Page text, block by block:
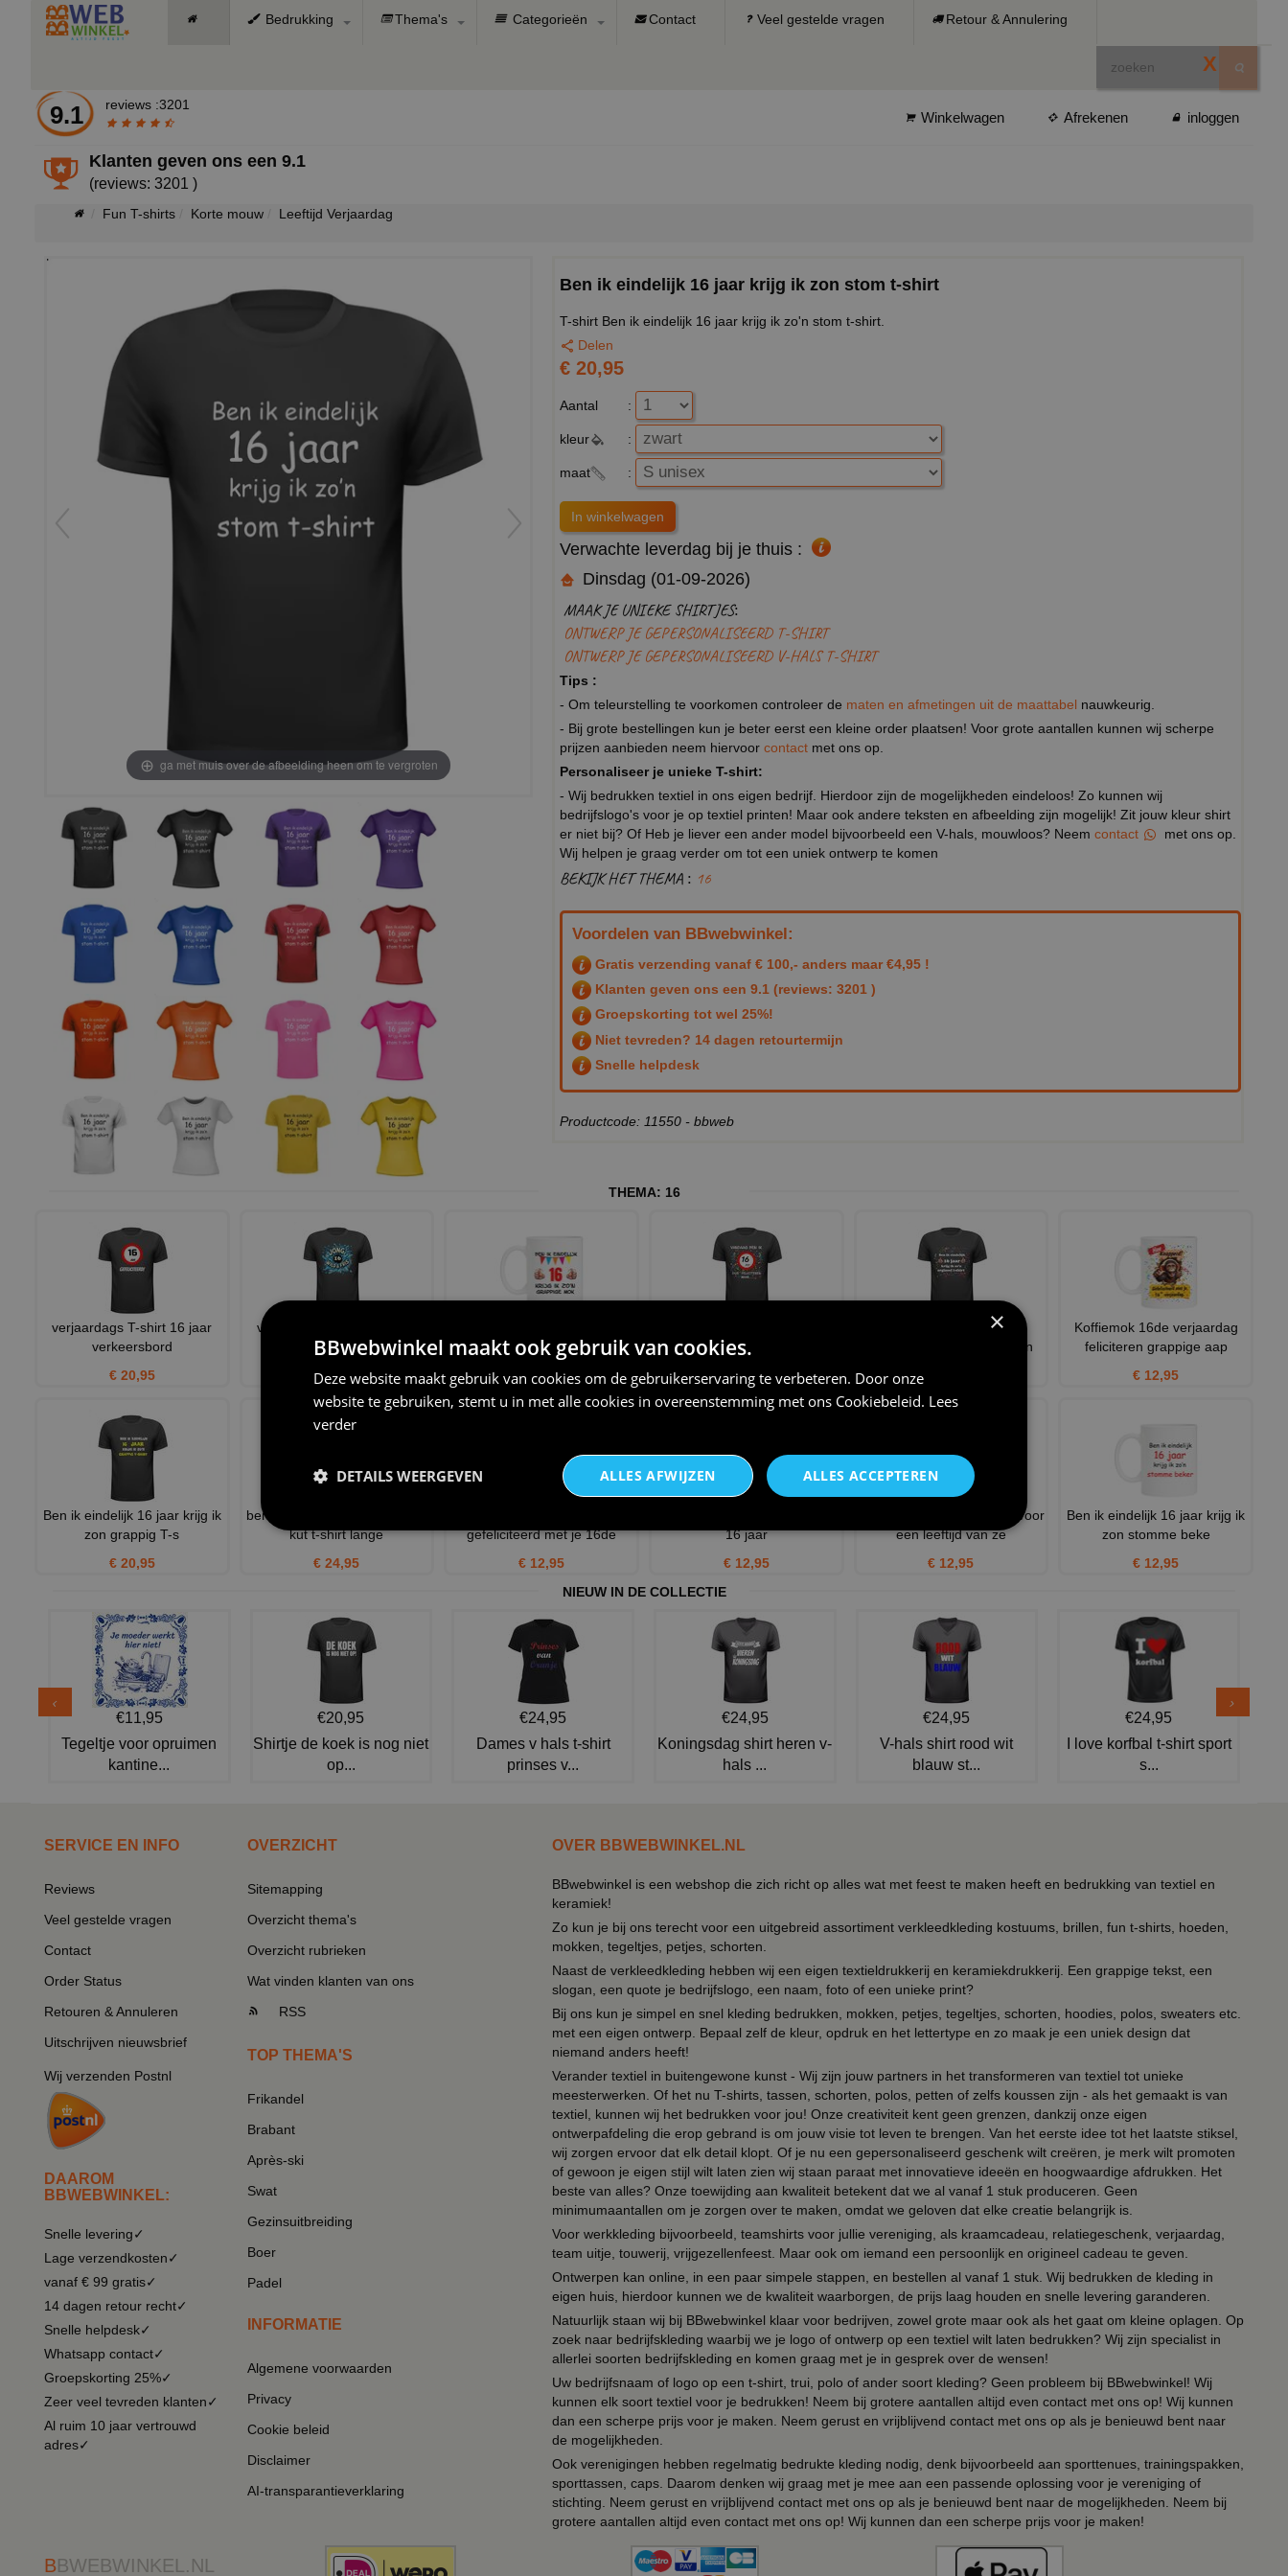
Bedrukking Thema's Categorieën Contact Veel gestelde vragen Retour & Annulering
X
9.1 reviews :3201
Winkelwagen Afrekenen inloggen
Klanten geven ons een9.1
(reviews: 3201 )
Fun T-shirts Korte mouw Leeftijd Verjaardag
ga met muis over de afbeelding heen om te vergroten
Ben ik eindelijk 16 jaar krijg ik zon stom t-shirt
T-shirt Ben ik eindelijk 16 jaar krijg ik zo'n stom t-shirt.
Delen
€ 20,95
Aantal :
kleur :
maat :
Verwachte leverdag bij je thuis :
Dinsdag (01-09-2026)
MAAK JE UNIEKE SHIRTJES:
ONTWERP JE GEPERSONALISEERD T-SHIRT
ONTWERP JE GEPERSONALISEERD V-HALS T-SHIRT
Tips :
- Om teleurstelling te voorkomen controleer de maten en afmetingen uit de maattabel nauwkeurig.
- Bij grote bestellingen kun je beter eerst een kleine order plaatsen! Voor grote aantallen kunnen wij scherpe
prijzen aanbieden neem hiervoor contact met ons op.
Personaliseer je unieke T-shirt:
- Wij bedrukken textiel in ons eigen bedrijf. Hierdoor zijn de mogelijkheden eindeloos! Zo kunnen wij
bedrijfslogo's voor je op textiel printen! Maar ook andere teksten en afbeelding zijn mogelijk! Zit jouw kleur shirt
er niet bij? Of Heb je liever een ander model bijvoorbeeld een V-hals, mouwloos? Neem contact
met ons op.
Wij helpen je graag verder om tot een uniek ontwerp te komen
BEKIJK HET THEMA : 16
Voordelen van BBwebwinkel:
Gratis verzending vanaf € 100,- anders maar €4,95 !
Klanten geven ons een 9.1 (reviews: 3201 )
Groepskorting tot wel 25%!
Niet tevreden? 14 dagen retourtermijn
Snelle helpdesk
Productcode: 11550 - bbweb
THEMA: 16
verjaardags T-shirt 16 jaar
verkeersbord
€ 20,95
verjaardags T-shirt 16 jaar
jong wild en fris
€ 20,95
zon grappige mo
€ 12,95
feliciteren maar....t-
€ 22,95
Shirt met orginele en
feestelijke opdruk voor een
Koffiemok 16de verjaardag
feliciteren grappige aap
€ 12,95
Ben ik eindelijk 16 jaar krijg ik
zon grappig T-s
€ 20,95
ben ik 16 geworden krijg ik dit
kut t-shirt lange
€ 24,95
gefeliciteerd met je 16de
€ 12,95
16 jaar
€ 12,95
Feestelijk mok verjaardag voor
een leeftijd van ze
€ 12,95
Ben ik eindelijk 16 jaar krijg ik
zon stomme beke
€ 12,95
NIEUW IN DE COLLECTIE
€11,95
Tegeltje voor opruimen
kantine...
€20,95
Shirtje de koek is nog niet
op...
€24,95
Dames v hals t-shirt
prinses v...
€24,95
Koningsdag shirt heren v-
hals ...
€24,95
V-hals shirt rood wit
blauw st...
€24,95
I love korfbal t-shirt sport
s...
SERVICE EN INFO
Reviews
Veel gestelde vragen
Contact
Order Status
Retouren & Annuleren
Uitschrijven nieuwsbrief
Wij verzenden Postnl
DAAROM
BBWEBWINKEL:
Snelle levering✓
Lage verzendkosten✓
vanaf € 99 gratis✓
14 dagen retour recht✓
Snelle helpdesk✓
Whatsapp contact✓
Groepskorting 25%✓
Zeer veel tevreden klanten✓
Al ruim 10 jaar vertrouwd
adres✓
OVERZICHT
Sitemapping
Overzicht thema's
Overzicht rubrieken
Wat vinden klanten van ons
RSS
TOP THEMA'S
Frikandel
Brabant
Après-ski
Swat
Gezinsuitbreiding
Boer
Padel
INFORMATIE
Algemene voorwaarden
Privacy
Cookie beleid
Disclaimer
AI-transparantieverklaring
OVER BBWEBWINKEL.NL
BBwebwinkel is een webshop die zich richt op alles wat met feest te maken heeft en bedrukking van textiel en
keramiek!
Zo kun je bij ons terecht voor een uitgebreid assortiment verkleedkleding kostuums, brillen, fun t-shirts, hoeden,
mokken, tegeltjes, petjes, schorten.
Naast de verkleedkleding hebben wij een eigen textieldrukkerij en keramiekdrukkerij. Een grappige tekst, een
slogan, een quote je bedrijfslogo, een naam, foto of een unieke print?
Bij ons kun je simpel en snel kleding bedrukken, mokken, petjes, tegeltjes, schorten, hoodies, polos, sweaters etc.
met een eigen ontwerp. Bepaal zelf de kleur, opdruk en het lettertype en zo maak je een uniek design dat
niemand anders heeft!
Verander textiel in buitengewone kunst - Wij zijn jouw partners in het transformeren van textiel tot unieke
meesterwerken. Of het nu T-shirts, tassen, schorten, polos, petten of zelfs koussen zijn - als het gemaakt is van
textiel, kunnen wij het bedrukken voor jou! Onze creativiteit kent geen grenzen, dankzij onze eigen
ontwerpafdeling die erop gebrand is om jouw visie tot leven te brengen. Van het eerste idee tot het laatste stiksel,
wij zorgen ervoor dat elk detail klopt. Of je nu een gepersonaliseerd geschenk wilt creëren, je merk wilt promoten
of gewoon je eigen stijl wilt laten zien wij staan paraat met innovatieve ideeën en hoogwaardige afdrukken. Het
beste van alles? Onze toewijding aan kwaliteit betekent dat we al vanaf 1 stuk produceren. Geen
minimumaantallen om je zorgen over te maken, omdat we geloven dat elke creatie belangrijk is.
Voor werkkleding bijvoorbeeld, teamshirts voor jullie vereniging, als kraamcadeau, relatiegeschenk, verjaardag,
team uitje, touwerij, vrijgezellenfeest. Maar ook om iemand een persoonlijk en origineel cadeau te geven.
Ontwerpen kan online, in een paar simpele stappen, en bestellen al vanaf 1 stuk. Wij bedrukken de kleding in
eigen huis, hierdoor kunnen we de kwaliteit waarborgen, de prijs laag houden en snelle levering garanderen.
Natuurlijk staan wij bij BBwebwinkel klaar voor bedrijven, zowel grote maar ook als het gaat om kleine oplagen. Op
zoek naar bedrijfskleding waarbij we je logo of ontwerp op een textiel wilt laten bedrukken? Wij zijn specialist in
allerlei soorten bedrijfskleding en komen graag met je in gesprek over de wensen!
Uw bedrijfsnaam of logo op een t-shirt, trui, polo of ander soort kleding? Geen probleem bij BBwebwinkel! Wij
kunnen elk soort textiel voor je bedrukken! Neem bij grotere aantallen altijd even contact met ons op! Wij kunnen
dan een scherpe prijs voor je maken. Neem gerust en vrijblijvend contact met ons op als je benieuwd bent naar
de mogelijkheden.
Ook verenigingen hebben regelmatig bedrukte kleding nodig, denk bijvoorbeeld aan sporttenues, trainingspakken,
sporttassen, caps. Daarom denken wij graag met je mee aan een passende oplossing voor je vereniging of
stichting. Neem gerust en vrijblijvend contact met ons op als je benieuwd bent naar de mogelijkheden. Neem bij
grotere aantallen altijd even contact met ons op! Wij kunnen dan een scherpe prijs voor je maken!
BBWEBWINKEL.NL
×
BBwebwinkel maakt ook gebruik van cookies.
Deze website maakt gebruik van cookies om de gebruikerservaring te verbeteren. Door onze
website te gebruiken, stemt u in met alle cookies in overeenstemming met ons Cookiebeleid. Lees
verder
ALLES ACCEPTEREN
ALLES AFWIJZEN
DETAILS WEERGEVEN